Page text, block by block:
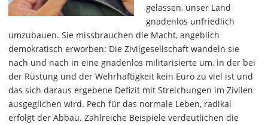
gelassen, unser Land
gnadenlos unfriedlich
umzubauen. Sie missbrauchen die Macht, angeblich
demokratisch erworben: Die Zivilgesellschaft wandeln sie
nach und nach in eine gnadenlos militarisierte um, in der bei
der Rüstung und der Wehrhaftigkeit kein Euro zu viel ist und
das sich daraus ergebene Defizit mit Streichungen im Zivilen
ausgeglichen wird. Pech für das normale Leben, radikal
erfolgt der Abbau. Zahlreiche Beispiele verdeutlichen die